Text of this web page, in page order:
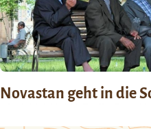
Novastan geht in die